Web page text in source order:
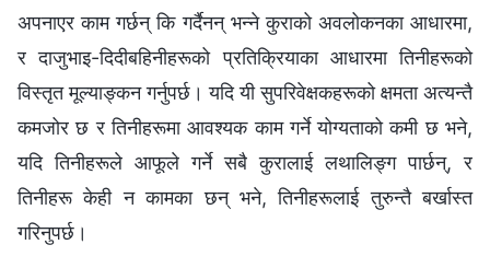
अपनाएर काम गर्छन् कि गर्दैनन् भन्‍ने कुराको अवलोकनका आधारमा,
र दाजुभाइ-दिदीबहिनीहरूको प्रतिक्रियाका आधारमा तिनीहरूको
विस्तृत मूल्याङ्कन गर्नुपर्छ। यदि यी सुपरिवेक्षकहरूको क्षमता अत्यन्तै
कमजोर छ र तिनीहरूमा आवश्यक काम गर्ने योग्यताको कमी छ भने,
यदि तिनीहरूले आफूले गर्ने सबै कुरालाई लथालिङ्ग पार्छन्, र
तिनीहरू केही न कामका छन् भने, तिनीहरूलाई तुरुन्तै बर्खास्त
गरिनुपर्छ।